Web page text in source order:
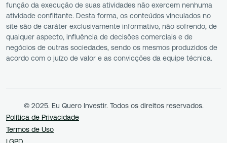
função da execução de suas atividades não exercem nenhuma
atividade conflitante. Desta forma, os conteúdos vinculados no
site são de caráter exclusivamente informativo, não sofrendo, de
qualquer aspecto, influência de decisões comerciais e de
negócios de outras sociedades, sendo os mesmos produzidos de
acordo com o juízo de valor e as convicções da equipe técnica.
© 2025. Eu Quero Investir. Todos os direitos reservados.
Política de Privacidade
Termos de Uso
LGPD